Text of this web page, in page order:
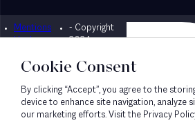
Mentions
légales
- Copyright
2024
Designed by
Cookie Consent
By clicking “Accept”, you agree to the
device to enhance site navigation, analyze
our marketing efforts. Visit the Privacy